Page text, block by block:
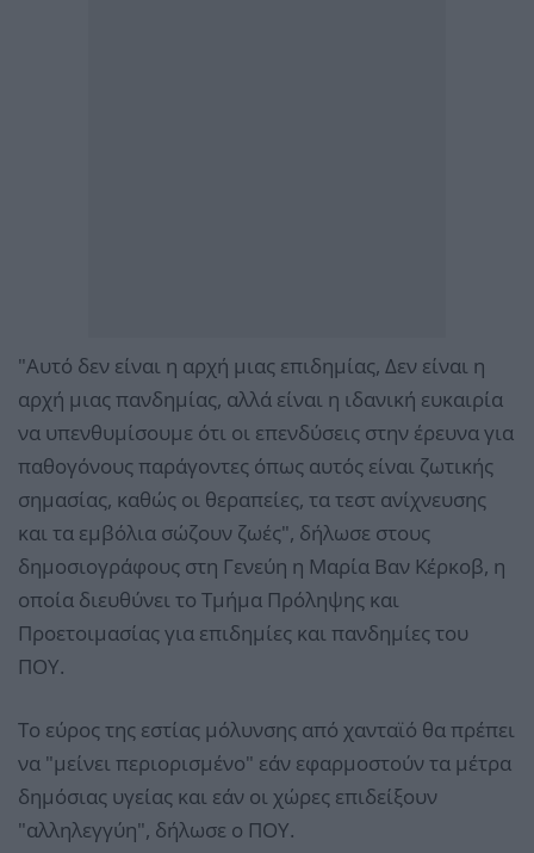
"Αυτό δεν είναι η αρχή μιας επιδημίας, Δεν είναι η
αρχή μιας πανδημίας, αλλά είναι η ιδανική ευκαιρία
να υπενθυμίσουμε ότι οι επενδύσεις στην έρευνα για
παθογόνους παράγοντες όπως αυτός είναι ζωτικής
σημασίας, καθώς οι θεραπείες, τα τεστ ανίχνευσης
και τα εμβόλια σώζουν ζωές", δήλωσε στους
δημοσιογράφους στη Γενεύη η Μαρία Βαν Κέρκοβ, η
οποία διευθύνει το Τμήμα Πρόληψης και
Προετοιμασίας για επιδημίες και πανδημίες του
ΠΟΥ.
Το εύρος της εστίας μόλυνσης από χανταϊό θα πρέπει
να "μείνει περιορισμένο" εάν εφαρμοστούν τα μέτρα
δημόσιας υγείας και εάν οι χώρες επιδείξουν
"αλληλεγγύη", δήλωσε ο ΠΟΥ.